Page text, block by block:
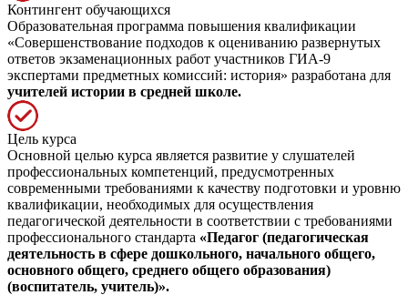
Контингент обучающихся
Образовательная программа повышения квалификации
«Совершенствование подходов к оцениванию развернутых
ответов экзаменационных работ участников ГИА-9
экспертами предметных комиссий: история» разработана для
учителей истории в средней школе.
Цель курса
Основной целью курса является развитие у слушателей
профессиональных компетенций, предусмотренных
современными требованиями к качеству подготовки и уровню
квалификации, необходимых для осуществления
педагогической деятельности в соответствии с требованиями
профессионального стандарта «Педагог (педагогическая
деятельность в сфере дошкольного, начального общего,
основного общего, среднего общего образования)
(воспитатель, учитель)».